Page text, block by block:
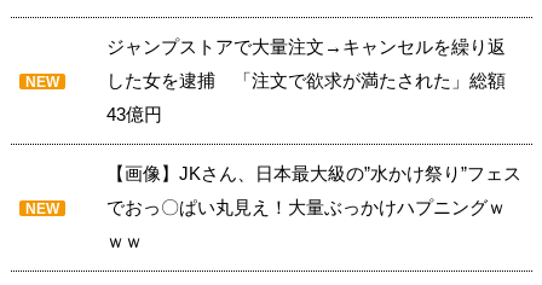
NEW
ジャンプストアで大量注文→キャンセルを繰り返
した女を逮捕 「注文で欲求が満たされた」総額
43億円
NEW
【画像】JKさん、日本最大級の”水かけ祭り”フェス
でおっ〇ぱい丸見え！大量ぶっかけハプニングｗ
ｗｗ